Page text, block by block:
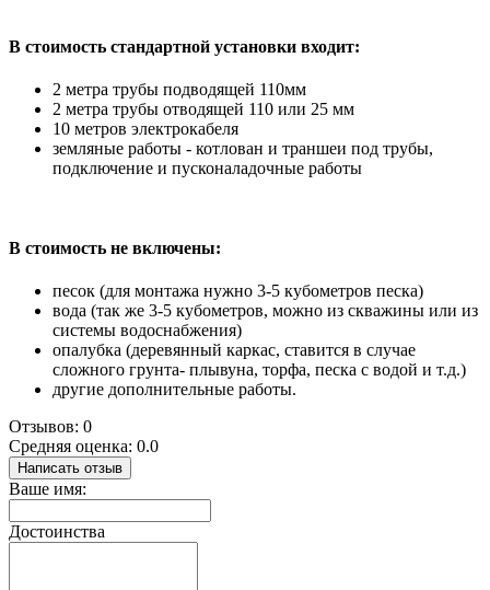
В стоимость стандартной установки входит:
2 метра трубы подводящей 110мм
2 метра трубы отводящей 110 или 25 мм
10 метров электрокабеля
земляные работы - котлован и траншеи под трубы,
подключение и пусконаладочные работы
В стоимость не включены:
песок (для монтажа нужно 3-5 кубометров песка)
вода (так же 3-5 кубометров, можно из скважины или из
системы водоснабжения)
опалубка (деревянный каркас, ставится в случае
сложного грунта- плывуна, торфа, песка с водой и т.д.)
другие дополнительные работы.
Отзывов: 0
Средняя оценка: 0.0
Написать отзыв
Ваше имя:
Достоинства